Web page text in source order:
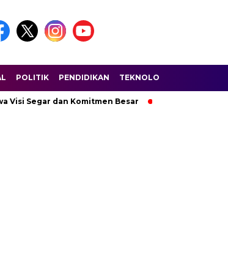
POLITIK PENDIDIKAN TEKNOLOGI
Visi Segar dan Komitmen Besar